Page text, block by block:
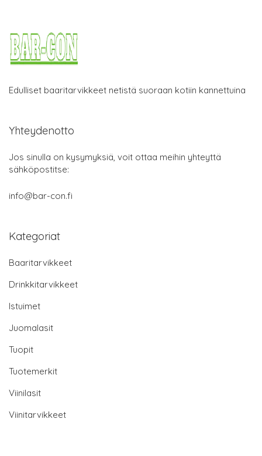
Edulliset baaritarvikkeet netistä suoraan kotiin kannettuina
Yhteydenotto
Jos sinulla on kysymyksiä, voit ottaa meihin yhteyttä
sähköpostitse:
info@bar-con.fi
Kategoriat
Baaritarvikkeet
Drinkkitarvikkeet
Istuimet
Juomalasit
Tuopit
Tuotemerkit
Viinilasit
Viinitarvikkeet